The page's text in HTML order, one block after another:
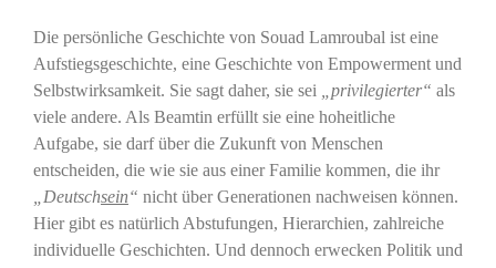
Die persönliche Geschichte von Souad Lamroubal ist eine
Aufstiegsgeschichte, eine Geschichte von Empowerment und
Selbstwirksamkeit. Sie sagt daher, sie sei
„privilegierter“ als
viele andere. Als Beamtin erfüllt sie eine hoheitliche
Aufgabe, sie darf über die Zukunft von Menschen
entscheiden, die wie sie aus einer Familie kommen, die ihr
„Deutschsein“ nicht über Generationen nachweisen können.
Hier gibt es natürlich Abstufungen, Hierarchien, zahlreiche
individuelle Geschichten. Und dennoch erwecken Politik und